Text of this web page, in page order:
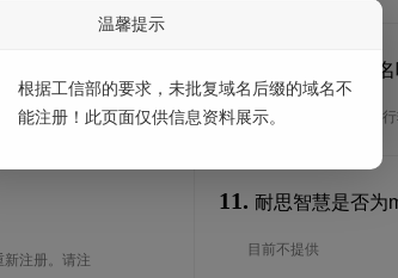
注册。请注
可以转入mu域
是的，mu域名可以进
11. 耐思智慧是否为
目前不提供
温馨提示
根据工信部的要求，未批复域名后缀的域名不
能注册！此页面仅供信息资料展示。